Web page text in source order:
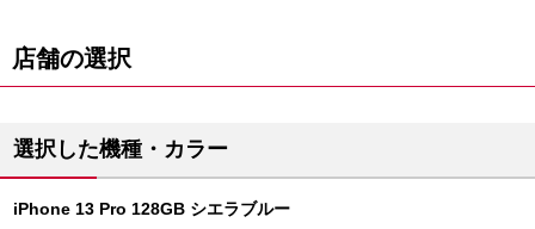
店舗の選択
選択した機種・カラー
iPhone 13 Pro 128GB シエラブルー